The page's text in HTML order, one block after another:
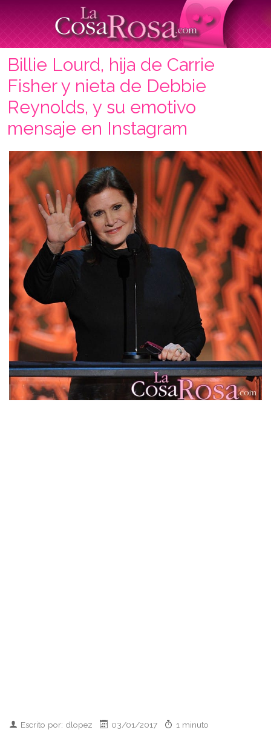
Billie Lourd, hija de Carrie
Fisher y nieta de Debbie
Reynolds, y su emotivo
mensaje en Instagram
Escrito por: dlopez 03/01/2017 1 minuto